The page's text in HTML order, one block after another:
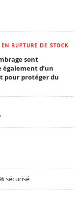
EN RUPTURE DE STOCK
sont
d’un
pour protéger du
sécurisé